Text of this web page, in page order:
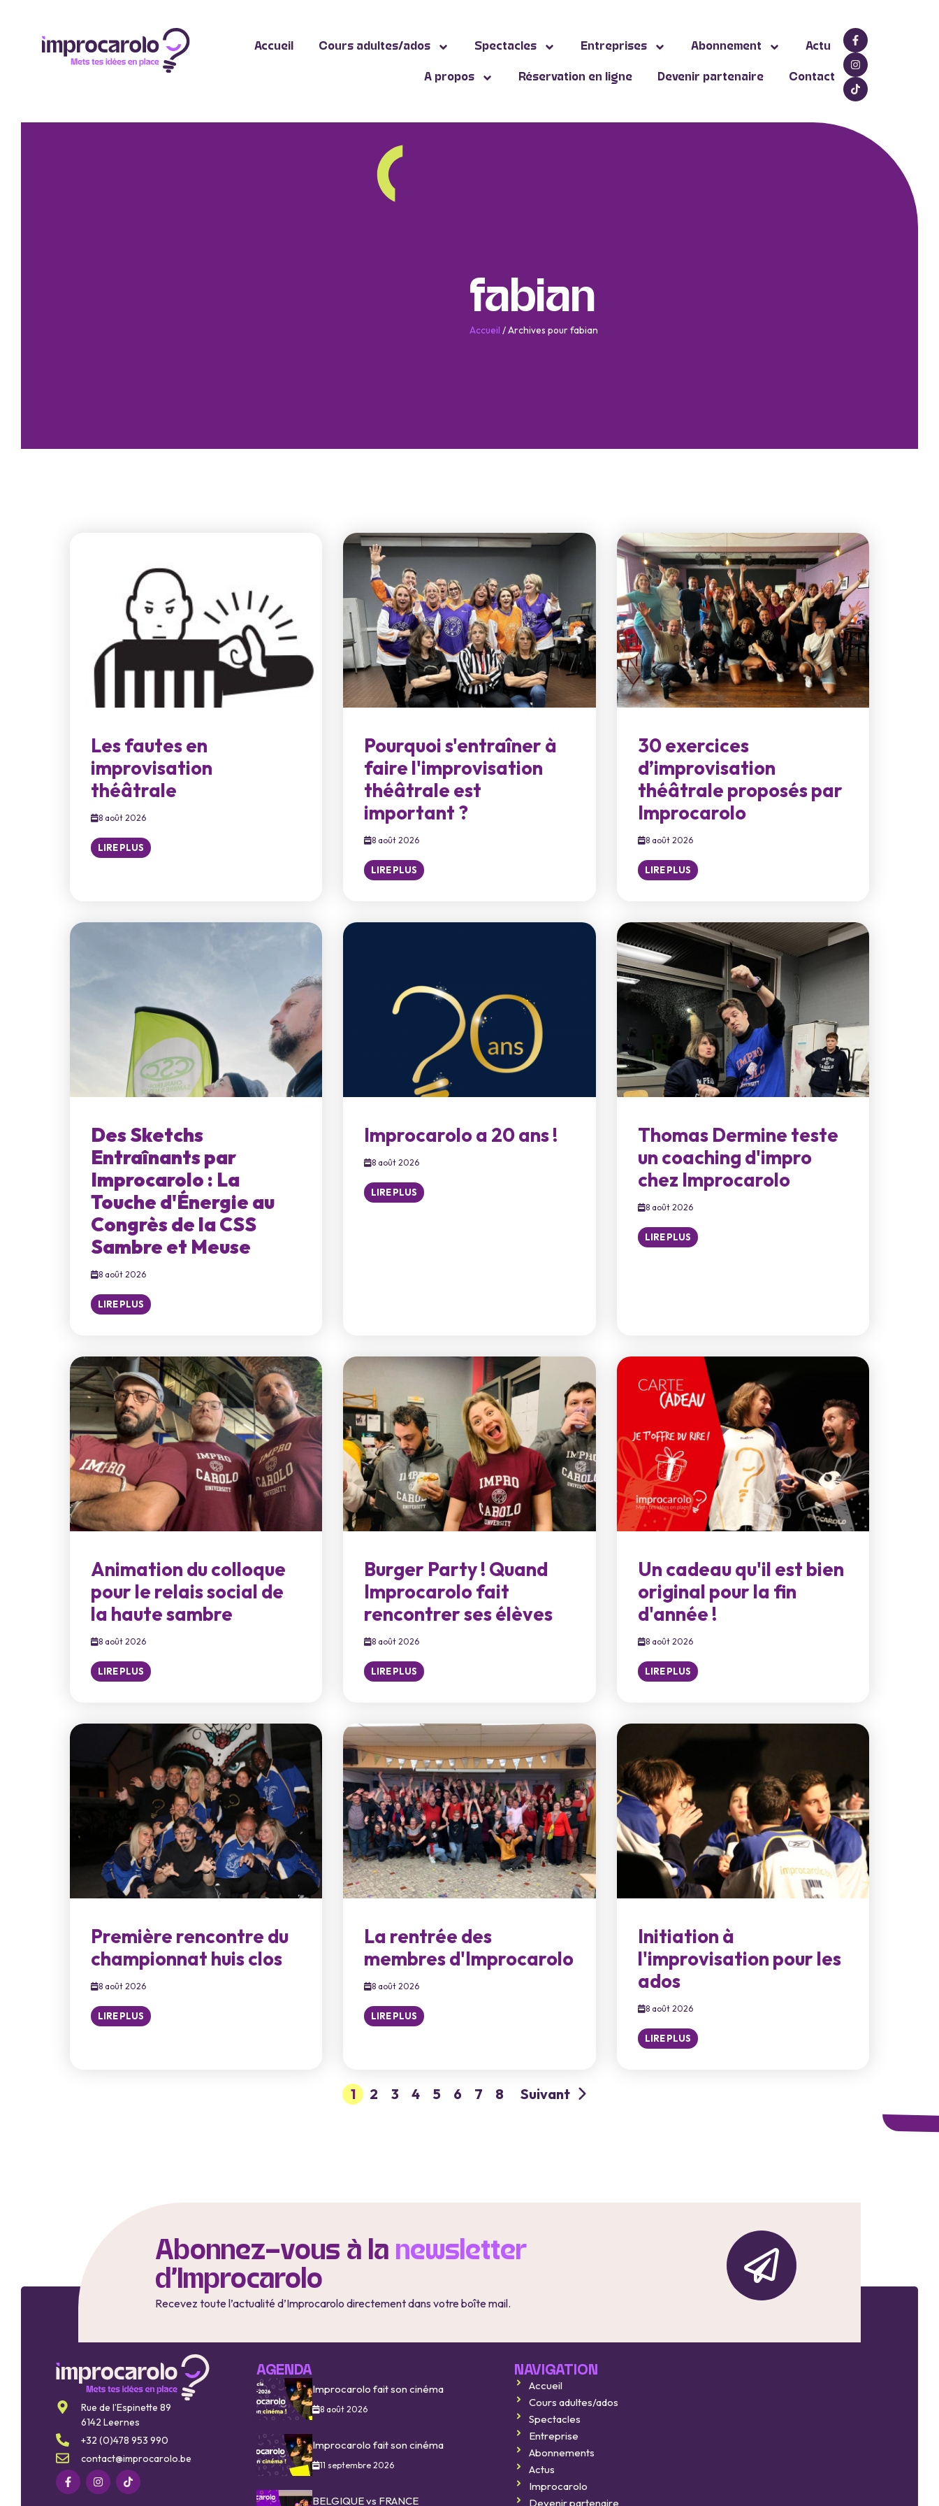
Accueil Cours adultes/ados Spectacles Entreprises Abonnement Actu
A propos Réservation en ligne Devenir partenaire Contact
fabian
Accueil /Archives pour fabian
Les fautes en
improvisation
théâtrale
8 août 2026
LIRE PLUS
Pourquoi s'entraîner à
faire l'improvisation
théâtrale est
important ?
8 août 2026
LIRE PLUS
30 exercices
d’improvisation
théâtrale proposés par
Improcarolo
8 août 2026
LIRE PLUS
Des Sketchs
Entraînants par
Improcarolo : La
Touche d'Énergie au
Congrès de la CSS
Sambre et Meuse
8 août 2026
LIRE PLUS
Improcarolo a 20 ans !
8 août 2026
LIRE PLUS
Thomas Dermine teste
un coaching d'impro
chez Improcarolo
8 août 2026
LIRE PLUS
Animation du colloque
pour le relais social de
la haute sambre
8 août 2026
LIRE PLUS
Burger Party ! Quand
Improcarolo fait
rencontrer ses élèves
8 août 2026
LIRE PLUS
Un cadeau qu'il est bien
original pour la fin
d'année !
8 août 2026
LIRE PLUS
Première rencontre du
championnat huis clos
8 août 2026
LIRE PLUS
La rentrée des
membres d'Improcarolo
8 août 2026
LIRE PLUS
Initiation à
l'improvisation pour les
ados
8 août 2026
LIRE PLUS
1 2 3 4 5 6 7 8 Suivant
Abonnez-vous à la newsletter
d'Improcarolo
Recevez toute l’actualité d’Improcarolo directement dans votre boîte mail.
Rue de l’Espinette 89
6142 Leernes
+32 (0)478 953 990
contact@improcarolo.be
AGENDA
Improcarolo fait son cinéma
8 août 2026
Improcarolo fait son cinéma
11 septembre 2026
BELGIQUE vs FRANCE
NAVIGATION
Accueil
Cours adultes/ados
Spectacles
Entreprise
Abonnements
Actus
Improcarolo
Devenir partenaire